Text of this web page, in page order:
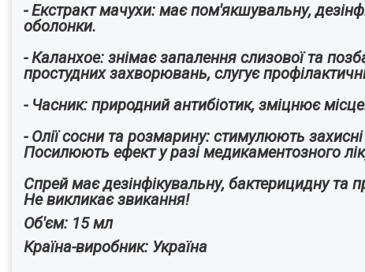
- Екстракт мачухи: має пом'якшувальну,
оболонки.
- Каланхое: знімає запалення слизової та
простудних захворювань, слугує
- Часник: природний антибіотик, зміцнює
- Олії сосни та розмарину: стимулюють
Посилюють ефект у разі медикаментозного
Спрей має дезінфікувальну, бактерицидну та
Не викликає звикання!
Об'єм: 15 мл
Країна-виробник: Україна